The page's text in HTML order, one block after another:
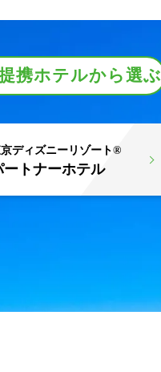
携ホテルから選ぶ
ディズニーリゾート®
ートナーホテル